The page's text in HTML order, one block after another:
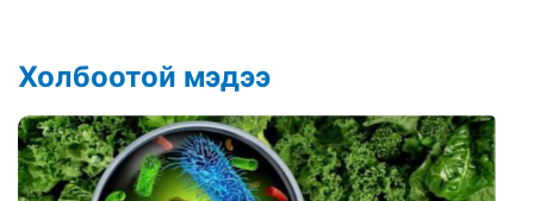
Холбоотой мэдээ